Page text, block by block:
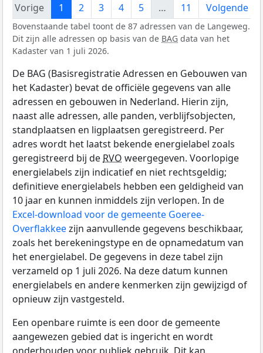
Vorige
1 2 3 4 5 … 11 Volgende
Bovenstaande tabel toont de 87 adressen van de Langeweg.
Dit zijn alle adressen op basis van de BAG data van het
Kadaster van 1 juli 2026.
De BAG (Basisregistratie Adressen en Gebouwen van
het Kadaster) bevat de officiële gegevens van alle
adressen en gebouwen in Nederland. Hierin zijn,
naast alle adressen, alle panden, verblijfsobjecten,
standplaatsen en ligplaatsen geregistreerd. Per
adres wordt het laatst bekende energielabel zoals
geregistreerd bij de RVO weergegeven. Voorlopige
energielabels zijn indicatief en niet rechtsgeldig;
definitieve energielabels hebben een geldigheid van
10 jaar en kunnen inmiddels zijn verlopen. In de
Excel-download voor de gemeente Goeree-
Overflakkeezijn aanvullende gegevens beschikbaar,
zoals het berekeningstype en de opnamedatum van
het energielabel. De gegevens in deze tabel zijn
verzameld op 1 juli 2026. Na deze datum kunnen
energielabels en andere kenmerken zijn gewijzigd of
opnieuw zijn vastgesteld.
Een openbare ruimte is een door de gemeente
aangewezen gebied dat is ingericht en wordt